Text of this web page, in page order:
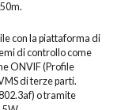
con la piattaforma di
di controllo come
ONVIF (Profile
di terze parti.
o tramite